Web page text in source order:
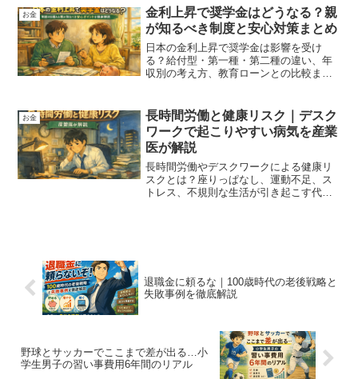
焦点を当てた投資ノンフィクション。
お金
金利上昇で奨学金はどうなる？親
が知るべき制度と安心対策まとめ
日本の金利上昇で奨学金は影響を受け
る？給付型・第一種・第二種の違い、年
収別の考え方、教育ローンとの比較ま
お金
長時間労働と健康リスク｜デスク
ワークで起こりやすい病気を産業
医が解説
長時間労働やデスクワークによる健康リ
スクとは？座りっぱなし、運動不足、ス
トレス、不規則な生活が引き起こす代表
退職金に頼るな｜100歳時代の老後戦略と
失敗事例を徹底解説
野球とサッカーでここまで差が出る…小
学生男子の習い事費用6年間のリアル